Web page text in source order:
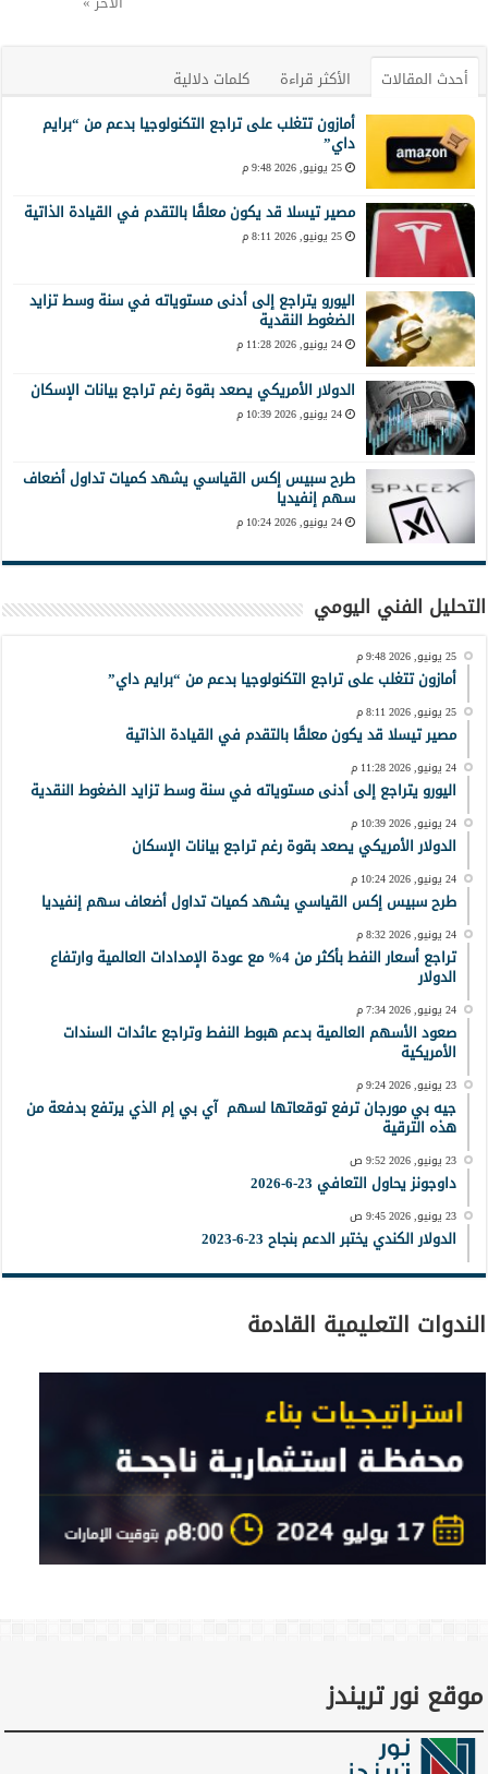
أحدث المقالات الأكثر قراءة
كلمات دلالية
أمازون تتغلب على تراجع التكنولوجيا بدعم من “برايم
داي”
25 يونيو, 2026 9:48 م
مصير تيسلا قد يكون معلقًا بالتقدم في القيادة الذاتية
25 يونيو, 2026 8:11 م
اليورو يتراجع إلى أدنى مستوياته في سنة وسط تزايد
الضغوط النقدية
24 يونيو, 2026 11:28 م
الدولار الأمريكي يصعد بقوة رغم تراجع بيانات الإسكان
24 يونيو, 2026 10:39 م
طرح سبيس إكس القياسي يشهد كميات تداول أضعاف
سهم إنفيديا
24 يونيو, 2026 10:24 م
التحليل الفني اليومي
25 يونيو, 2026 9:48 م
أمازون تتغلب على تراجع التكنولوجيا بدعم من “برايم داي”
25 يونيو, 2026 8:11 م
مصير تيسلا قد يكون معلقًا بالتقدم في القيادة الذاتية
24 يونيو, 2026 11:28 م
اليورو يتراجع إلى أدنى مستوياته في سنة وسط تزايد الضغوط النقدية
24 يونيو, 2026 10:39 م
الدولار الأمريكي يصعد بقوة رغم تراجع بيانات الإسكان
24 يونيو, 2026 10:24 م
طرح سبيس إكس القياسي يشهد كميات تداول أضعاف سهم إنفيديا
24 يونيو, 2026 8:32 م
تراجع أسعار النفط بأكثر من 4% مع عودة الإمدادات العالمية وارتفاع
الدولار
24 يونيو, 2026 7:34 م
صعود الأسهم العالمية بدعم هبوط النفط وتراجع عائدات السندات
الأمريكية
23 يونيو, 2026 9:24 م
جيه بي مورجان ترفع توقعاتها لسهم آي بي إم الذي يرتفع بدفعة من
هذه الترقية
23 يونيو, 2026 9:52 ص
داوجونز يحاول التعافي 23-6-2026
23 يونيو, 2026 9:45 ص
الدولار الكندي يختبر الدعم بنجاح 23-6-2023
الندوات التعليمية القادمة
موقع نور تريندز